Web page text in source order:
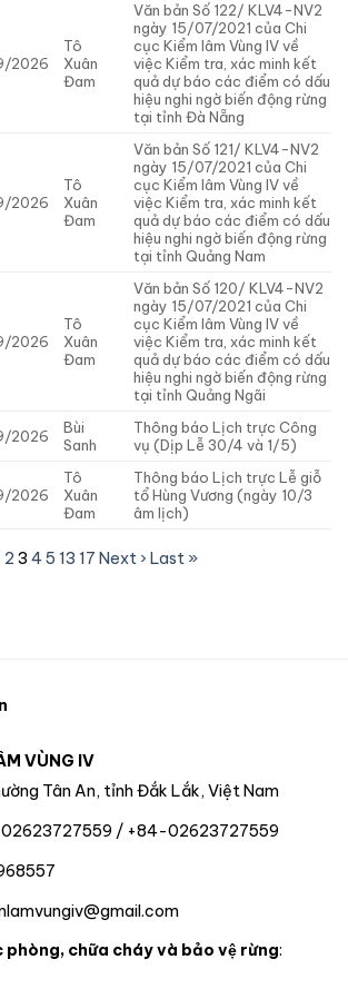
2026
Tô
Xuân
Đam
Văn bản Số 122/ KLV4-NV2
ngày 15/07/2021 của Chi
cục Kiểm lâm Vùng IV về
việc Kiểm tra, xác minh kết
quả dự báo các điểm có dấu
hiệu nghi ngờ biến động rừng
tại tỉnh Đà Nẵng
2026
Tô
Xuân
Đam
Văn bản Số 121/ KLV4-NV2
ngày 15/07/2021 của Chi
cục Kiểm lâm Vùng IV về
việc Kiểm tra, xác minh kết
quả dự báo các điểm có dấu
hiệu nghi ngờ biến động rừng
tại tỉnh Quảng Nam
2026
Tô
Xuân
Đam
Văn bản Số 120/ KLV4-NV2
ngày 15/07/2021 của Chi
cục Kiểm lâm Vùng IV về
việc Kiểm tra, xác minh kết
quả dự báo các điểm có dấu
hiệu nghi ngờ biến động rừng
tại tỉnh Quảng Ngãi
2026
Bùi
Sanh
Thông báo Lịch trực Công
vụ (Dịp Lễ 30/4 và 1/5)
2026
Tô
Xuân
Đam
Thông báo Lịch trực Lễ giỗ
tổ Hùng Vương (ngày 10/3
âm lịch)
2 3 45 13 17 Next › Last »
VÙNG IV
Tân An, tỉnh Đắk Lắk, Việt Nam
/ +84-02623727559
chữa cháy và bảo vệ rừng: